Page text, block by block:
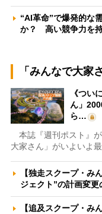
“AI革命”で爆発的な
か？ 高い競争力を
「みんなで大家
《つい
ん」
ら…
本誌『週刊ポスト』
大家さん」がいよいよ
【独走スクープ・み
ジェクト”の計画変
【追及スクープ・み